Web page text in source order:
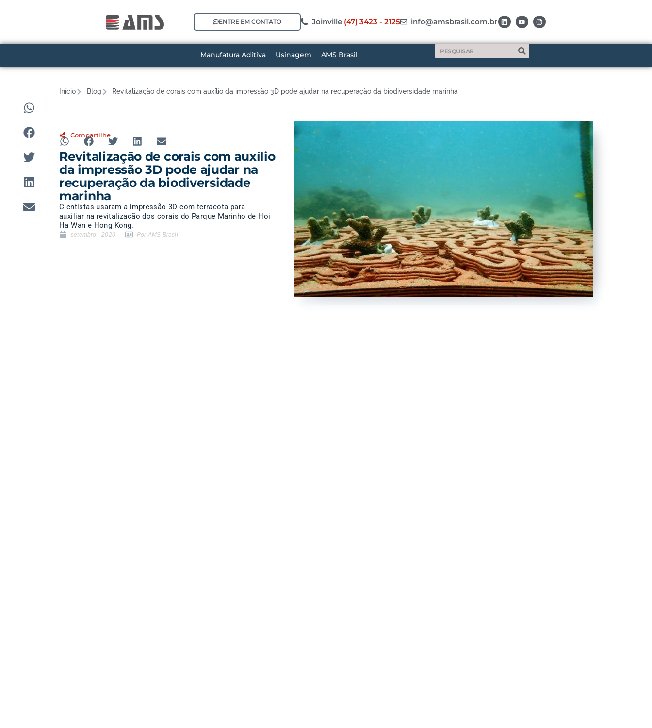
ENTRE EM CONTATO Joinville (47) 3423 - 2125 info@amsbrasil.com.br
Manufatura Aditiva Usinagem AMS Brasil
Início Blog Revitalização de corais com auxílio da impressão 3D pode ajudar na recuperação da biodiversidade marinha
Compartilhe
Revitalização de corais com auxílio
da impressão 3D pode ajudar na
recuperação da biodiversidade
marinha
Cientistas usaram a impressão 3D com terracota para
auxiliar na revitalização dos corais do Parque Marinho de Hoi
Ha Wan e Hong Kong.
setembro - 2020 Por AMS Brasil